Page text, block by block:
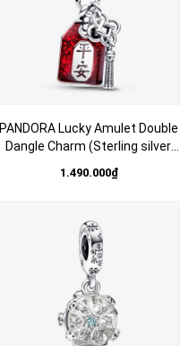
PANDORA Lucky Amulet Double
Dangle Charm (Sterling silver,
bì thư màu đỏ tráng men, chữ
(chỉ gồm hạt Charm - không
gồm vòng tay).
1.490.000₫